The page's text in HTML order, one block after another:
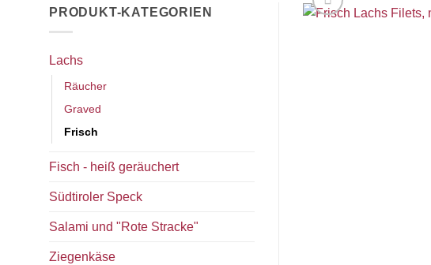
PRODUKT-KATEGORIEN
Lachs
Räucher
Graved
Frisch
Fisch - heiß geräuchert
Südtiroler Speck
Salami und "Rote Stracke"
Ziegenkäse